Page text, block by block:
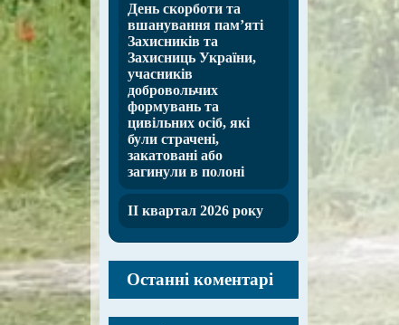
День скорботи та
вшанування пам’яті
Захисників та
Захисниць України,
учасників
добровольчих
формувань та
цивільних осіб, які
були страчені,
закатовані або
загинули в полоні
ІІ квартал 2026 року
Останні коментарі